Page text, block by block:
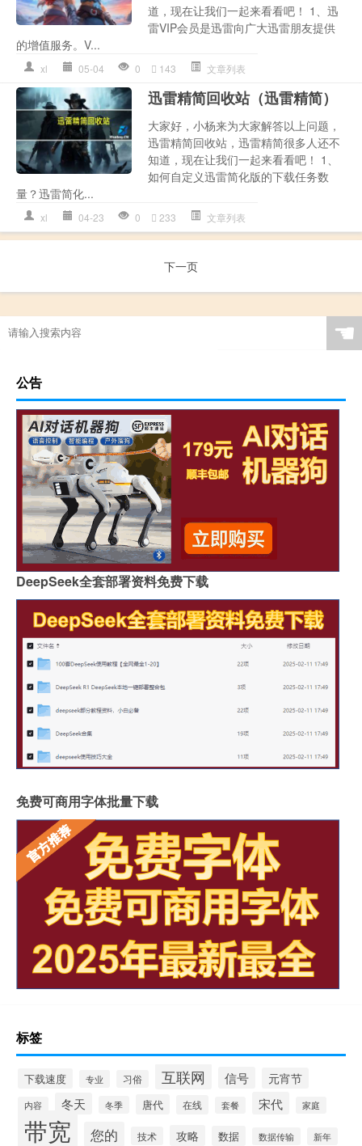
道，现在让我们一起来看看吧！ 1、迅
雷VIP会员是迅雷向广大迅雷朋友提供
的增值服务。V...
xl 05-04 0 143 文章列表
迅雷精简回收站（迅雷精简）
大家好，小杨来为大家解答以上问题，
迅雷精简回收站，迅雷精简很多人还不
知道，现在让我们一起来看看吧！ 1、
如何自定义迅雷简化版的下载任务数
量？迅雷简化...
xl 04-23 0 233 文章列表
下一页
☚
公告
DeepSeek全套部署资料免费下载
免费可商用字体批量下载
标签
下载速度 专业 习俗 互联网 信号 元宵节
内容 冬天 冬季 唐代 在线 套餐 宋代 家庭
带宽 您的 技术 攻略 数据 数据传输 新年